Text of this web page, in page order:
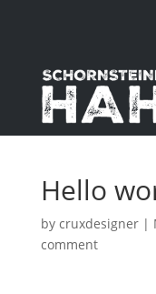
Hello
by cruxdesigner|
comment